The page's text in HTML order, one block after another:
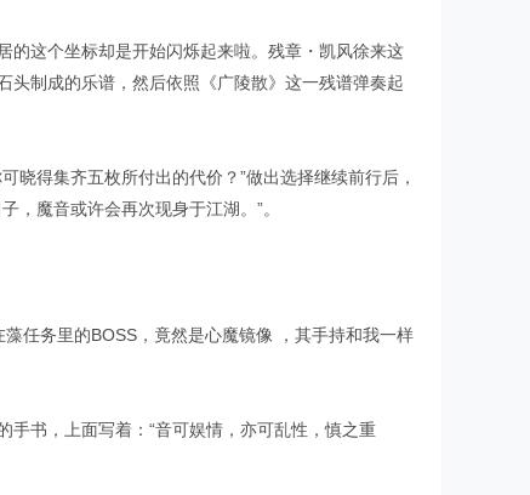
的这个坐标却是开始闪烁起来啦。残章・凯风徐来这
头制成的乐谱，然后依照《广陵散》这一残谱弹奏起
晓得集齐五枚所付出的代价？”做出选择继续前行后，
魔音或许会再次现身于江湖。”。
任务里的BOSS，竟然是心魔镜像 ，其手持和我一样
书，上面写着：“音可娱情，亦可乱性，慎之重